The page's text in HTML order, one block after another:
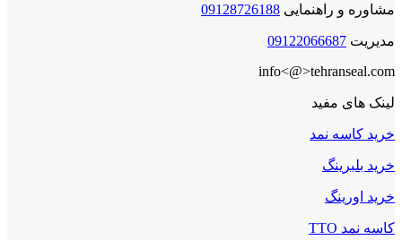
مشاوره و راهنمایی 09128726188
مدیریت 09122066687
info<@>tehranseal.com
لینک های مفید
خرید کاسه نمد
خرید بلبرینگ
خرید اورینگ
کاسه نمد TTO